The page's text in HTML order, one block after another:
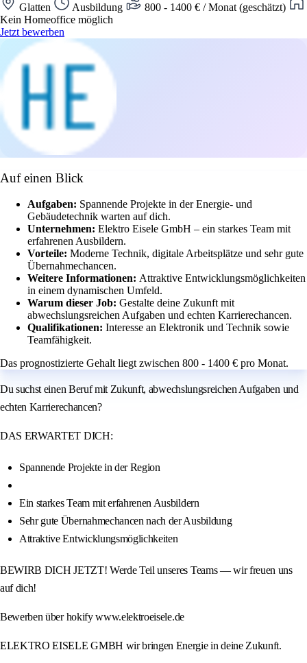
Glatten Ausbildung
800 - 1400 € / Monat (geschätzt)
Kein Homeoffice möglich
Jetzt bewerben
Auf einen Blick
Aufgaben: Spannende Projekte in der Energie- und
Gebäudetechnik warten auf dich.
Unternehmen: Elektro Eisele GmbH – ein starkes Team mit
erfahrenen Ausbildern.
Vorteile: Moderne Technik, digitale Arbeitsplätze und sehr gute
Übernahmechancen.
Weitere Informationen: Attraktive Entwicklungsmöglichkeiten
in einem dynamischen Umfeld.
Warum dieser Job: Gestalte deine Zukunft mit
abwechslungsreichen Aufgaben und echten Karrierechancen.
Qualifikationen: Interesse an Elektronik und Technik sowie
Teamfähigkeit.
Das prognostizierte Gehalt liegt zwischen 800 - 1400 € pro Monat.
Du suchst einen Beruf mit Zukunft, abwechslungsreichen Aufgaben und
echten Karrierechancen?
DAS ERWARTET DICH:
Spannende Projekte in der Region
Ein starkes Team mit erfahrenen Ausbildern
Sehr gute Übernahmechancen nach der Ausbildung
Attraktive Entwicklungsmöglichkeiten
BEWIRB DICH JETZT! Werde Teil unseres Teams — wir freuen uns
auf dich!
Bewerben über hokify www.elektroeisele.de
ELEKTRO EISELE GMBH wir bringen Energie in deine Zukunft.